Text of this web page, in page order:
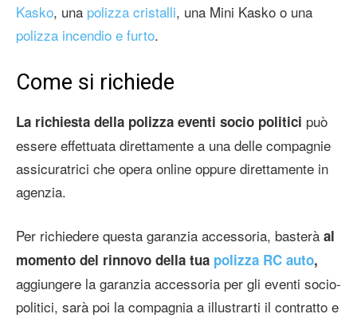
Kasko, una polizza cristalli, una Mini Kasko o una
polizza incendio e furto.
Come si richiede
La richiesta della polizza eventi socio politici può
essere effettuata direttamente a una delle compagnie
assicuratrici che opera online oppure direttamente in
agenzia.
Per richiedere questa garanzia accessoria, basterà al
momento del rinnovo della tua polizza RC auto,
aggiungere la garanzia accessoria per gli eventi socio-
politici, sarà poi la compagnia a illustrarti il contratto e